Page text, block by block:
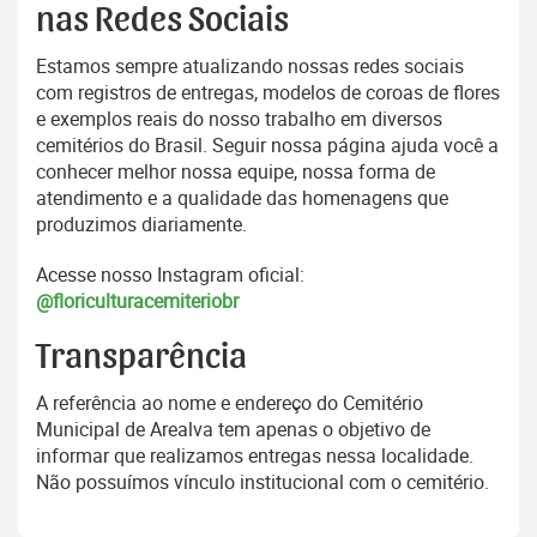
nas Redes Sociais
Estamos sempre atualizando nossas redes sociais
com registros de entregas, modelos de coroas de flores
e exemplos reais do nosso trabalho em diversos
cemitérios do Brasil. Seguir nossa página ajuda você a
conhecer melhor nossa equipe, nossa forma de
atendimento e a qualidade das homenagens que
produzimos diariamente.
Acesse nosso Instagram oficial:
@floriculturacemiteriobr
Transparência
A referência ao nome e endereço do Cemitério
Municipal de Arealva tem apenas o objetivo de
informar que realizamos entregas nessa localidade.
Não possuímos vínculo institucional com o cemitério.